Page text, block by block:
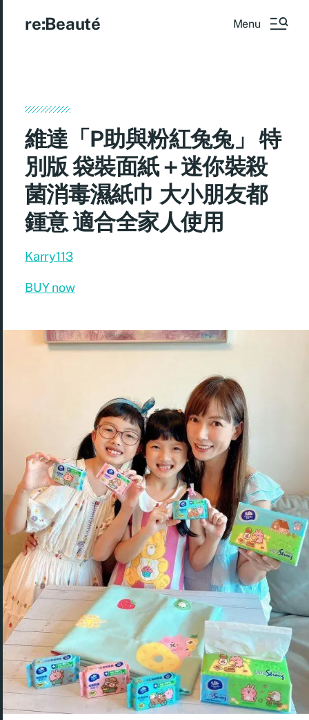
re:Beauté Menu
維達「P助與粉紅兔兔」 特
別版 袋裝面紙＋迷你裝殺
菌消毒濕紙巾 大小朋友都
鍾意 適合全家人使用
Karry113
BUY now